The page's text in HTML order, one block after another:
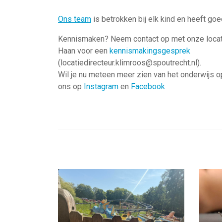
Ons team is betrokken bij elk kind en heeft
Kennismaken? Neem contact op met onze
Haan voor een kennismakingsgesprek
(locatiedirecteur.klimroos@spoutrecht.nl).
Wil je nu meteen meer zien van het onderwijs
ons op Instagram en Facebook